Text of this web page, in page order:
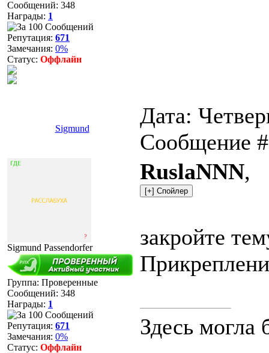
Сообщений: 348
Награды: 1
Репутация: 671
Замечания: 0%
Статус: Оффлайн
Sigmund
Дата:
Сообщение
Sigmund Passendorfer
Группа: Проверенные
Сообщений: 348
Награды: 1
Репутация: 671
Замечания: 0%
Статус: Оффлайн
RuslaNNN,
закройте
Здесь